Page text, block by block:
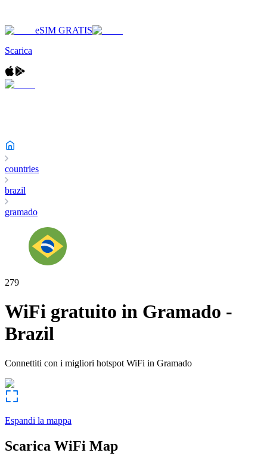
eSIM GRATIS
Scarica
countries
brazil
gramado
279
WiFi gratuito in Gramado -
Brazil
Connettiti con i migliori hotspot WiFi in Gramado
Espandi la mappa
Scarica WiFi Map